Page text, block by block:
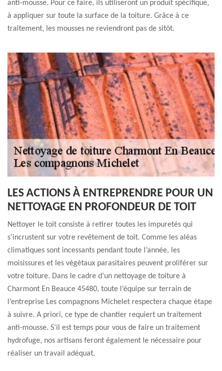
anti-mousse. Pour ce faire, ils utiliseront un produit spécifique,
à appliquer sur toute la surface de la toiture. Grâce à ce
traitement, les mousses ne reviendront pas de sitôt.
LES ACTIONS À ENTREPRENDRE POUR UN
NETTOYAGE EN PROFONDEUR DE TOIT
Nettoyer le toit consiste à retirer toutes les impuretés qui
s’incrustent sur votre revêtement de toit. Comme les aléas
climatiques sont incessants pendant toute l’année, les
moisissures et les végétaux parasitaires peuvent proliférer sur
votre toiture. Dans le cadre d’un nettoyage de toiture à
Charmont En Beauce 45480, toute l’équipe sur terrain de
l’entreprise Les compagnons Michelet respectera chaque étape
à suivre. A priori, ce type de chantier requiert un traitement
anti-mousse. S’il est temps pour vous de faire un traitement
hydrofuge, nos artisans feront également le nécessaire pour
réaliser un travail adéquat.